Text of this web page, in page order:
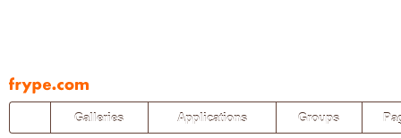
Pāriet
uz
saturu
Galleries Applications Groups